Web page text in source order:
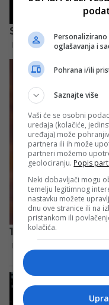
oglašavanja i
Pohrana i/ili
Saznajte više
Vaši će se osobni
uređaja (kolačiće,
uređaja) može
partnera ili ih može
partneri možemo
geolociranju. Popis
Neki dobavljači mogu
temelju legitimnog
nastavku možete
dnu ove stranice ili na
pristankom ili
kolačića.